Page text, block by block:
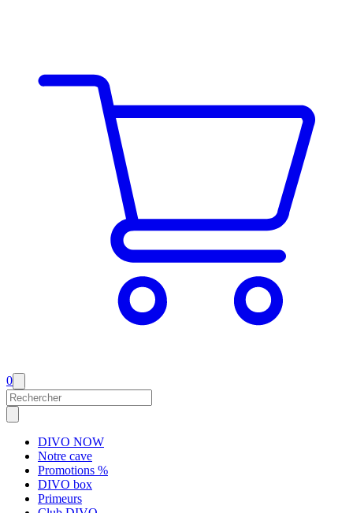
0
DIVO NOW
Notre cave
Promotions %
DIVO box
Primeurs